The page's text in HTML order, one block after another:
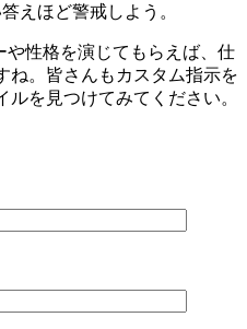
えほど警戒しよう。
や性格を演じてもらえば、仕
ね。皆さんもカスタム指示を
を見つけてみてください。